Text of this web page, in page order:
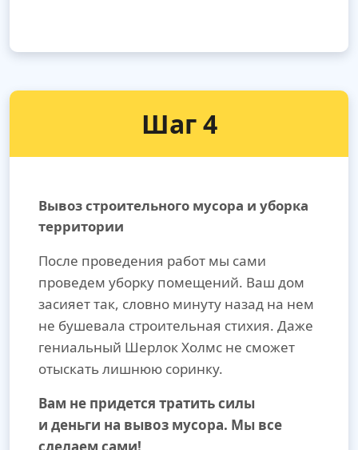
Шаг 4
Вывоз строительного мусора и уборка
территории
После проведения работ мы сами
проведем уборку помещений. Ваш дом
засияет так, словно минуту назад на нем
не бушевала строительная стихия. Даже
гениальный Шерлок Холмс не сможет
отыскать лишнюю соринку.
Вам не придется тратить силы
и деньги на вывоз мусора. Мы все